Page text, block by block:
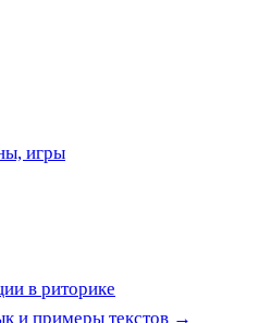
игры
в риторике
и примеры текстов →